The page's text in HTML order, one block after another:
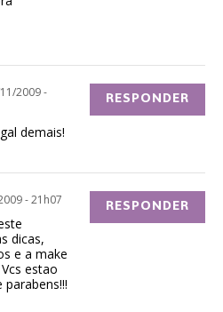
2009 -
demais!
RESPONDER
- 21h07
dicas,
e a make
estao
RESPONDER